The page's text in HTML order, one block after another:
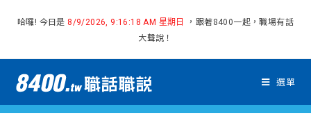
哈囉! 今日是 8/9/2026, 9:16:18 AM 星期日
，跟著8400一起，職場有話
大聲說！
選單